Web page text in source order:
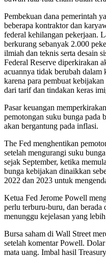
Pembekuan dana pemerintah
beberapa kontraktor dan
federal kehilangan pekerjaan.
berkurang sebanyak 2.000
ilmiah dan teknis serta desain
Federal Reserve diperkirakan
acuannya tidak berubah
karena para pembuat
dari tarif dan tindakan keras
Pasar keuangan
pemotongan suku bunga pada
akan bergantung pada inflasi.
The Fed menghentikan
setelah mengurangi suku
sejak September, ketika
bunga kebijakan dinaikkan
2022 dan 2023 untuk
Ketua Fed Jerome Powell
perlu terburu-buru, dan
menunggu kejelasan yang lebih
Bursa saham di Wall Street
setelah komentar Powell.
mata uang. Imbal hasil